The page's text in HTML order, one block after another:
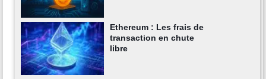
Ethereum : Les frais de
transaction en chute
libre